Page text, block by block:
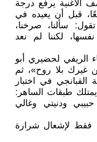
الأغنية يرفع درجة
قبل أن يعيده في
تقول: سألنا، صرخنا،
لكننا لم نعد
الريفي لحضيري أبو
غيرك بلا روح»، ثم
القبانجي في اختبار
طبقات الساهر:
ودنيتي وغالي
فقط لإشعال شرارة